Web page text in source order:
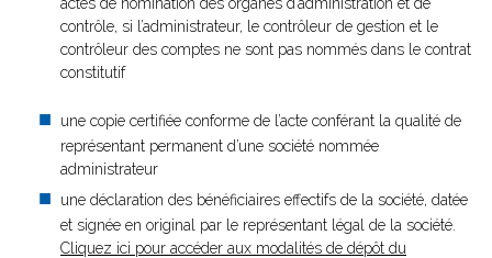
contrôle, si l’administrateur, le contrôleur de gestion et le
contrôleur des comptes ne sont pas nommés dans le contrat
constitutif
une copie certifiée conforme de l’acte conférant la qualité de
représentant permanent d’une société nommée
administrateur
une déclaration des bénéficiaires effectifs de la société, datée
et signée en original par le représentant légal de la société.
Cliquez ici pour accéder aux modalités de dépôt du